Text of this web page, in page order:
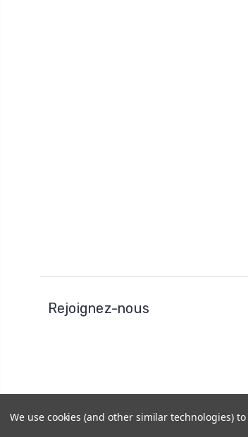
Rejoignez-nous
Horo Depôt
We use cookies (and other similar technologies)